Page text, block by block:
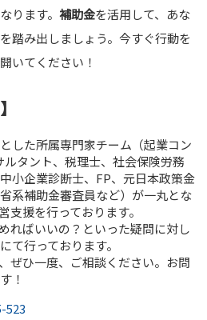
ります。 補助金を活用して、あな
踏み出しましょう。今すぐ行動を
いてください！
した所属専門家チーム（起業コン
タント、税理士、社会保険労務
小企業診断士、FP、元日本政策金
系補助金審査員など）が一丸とな
支援を行っております。
ればいいの？といった疑問に対し
て行っております。
ぜひ一度、ご相談ください。お問
！
523